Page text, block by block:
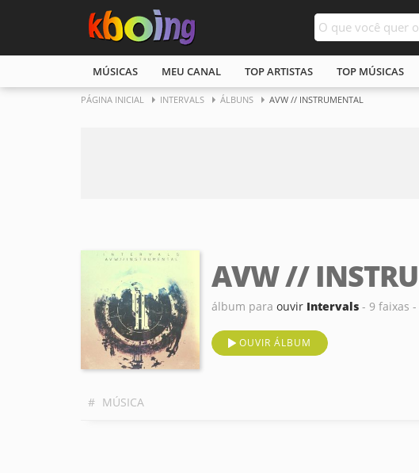
MÚSICAS MEU CANAL TOP ARTISTAS TOP MÚSICAS
PÁGINA INICIAL INTERVALS ÁLBUNS AVW // INSTRUMENTAL
AVW //
álbum para ouvir Intervals - 9 faixas -
OUVIR ÁLBUM
# MÚSICA